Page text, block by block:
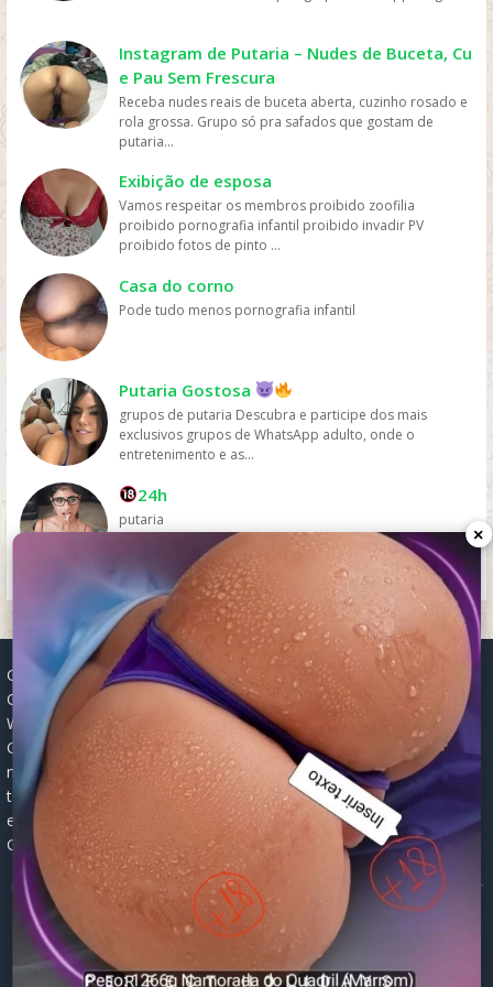
mais fácil e rápido. Preço: os serviços de streaming
cinema ou comprar DVDs, tornando mais fácil para as
pessoas assistirem filmes sem gastar muito dinheiro.
Personalização: os serviços de streaming geralmente
oferecem recomendações personalizadas com base
nos gostos dos usuários, permitindo que eles
descubram novos filmes e programas que possam
filmes online. Em resumo, os filmes são mais assistidos
online devido à sua conveniência, variedade, acesso
fácil, preços acessíveis e personalização, oferecidos
pelas plataformas de streaming.
Instagram de Putaria – Nudes de Buceta, Cu
e Pau Sem Frescura
Receba nudes reais de buceta aberta, cuzinho rosado e
rola grossa. Grupo só pra safados que gostam de
putaria...
Exibição de esposa
Vamos respeitar os membros proibido zoofilia
proibido pornografia infantil proibido invadir PV
proibido fotos de pinto ...
Casa do corno
Pode tudo menos pornografia infantil
Putaria Gostosa
grupos de putaria Descubra e participe dos mais
exclusivos grupos de WhatsApp adulto, onde o
entretenimento e as...
24h
putaria
Grupos WhatsApp, Links de grupos, Entrar grupos WhatsApp,
Grupos de compra e venda, Links WhatsApp atualizados, Grupos
WhatsApp 2025, Links para grupos, Participar grupos WhatsApp,
Grupos ativos WhatsApp, Links gratuitos, Grupos WhatsApp
negócios, Links grupos Brasil, Grupos WhatsApp regionais, Grupos
temáticos WhatsApp, Links públicos WhatsApp, Grupos WhatsApp
empregos, Links grupos classificados, Divulgar grupos WhatsApp,
Grupos WhatsApp descontos, Grupos WhatsApp ofertas.
© 2026 -
Grupos de WhatsApp 2026: Links Atualizados para Entrar
nos Melhores Grupos
| Robots.txt
×